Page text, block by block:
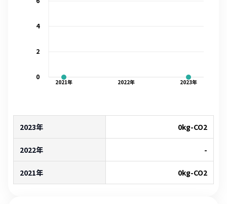
2021年 2022年 2023年
0
2
4
2023年 0kg-CO2
2022年 -
2021年 0kg-CO2